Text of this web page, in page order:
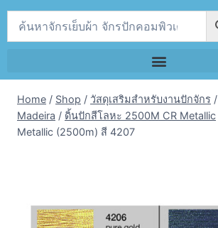
Home / Shop / วัสดุเสริมสำหรับงานปักจักร /
Madeira / ดิ้นปักสีโลหะ 2500M CR Metallic
Metallic (2500m) สี 4207